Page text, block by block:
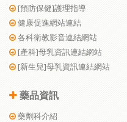
[預防保健]護理指導
健康促進網站連結
各科衛教影音連結網站
[產科]母乳資訊連結網站
[新生兒]母乳資訊連結網站
藥品資訊
藥劑科介紹